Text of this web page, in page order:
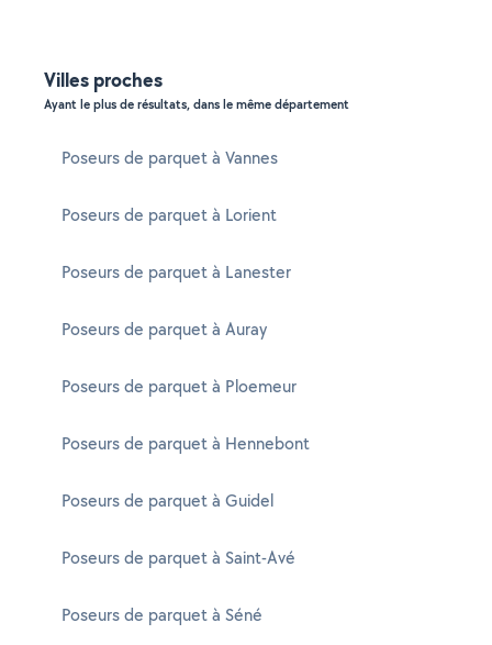
Villes proches
Ayant le plus de résultats, dans le même département
Poseurs de parquet à Vannes
Poseurs de parquet à Lorient
Poseurs de parquet à Lanester
Poseurs de parquet à Auray
Poseurs de parquet à Ploemeur
Poseurs de parquet à Hennebont
Poseurs de parquet à Guidel
Poseurs de parquet à Saint-Avé
Poseurs de parquet à Séné